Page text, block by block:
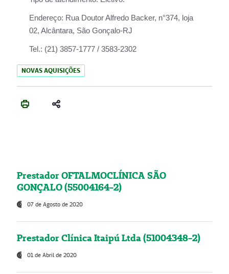
Endereço: Rua Doutor Alfredo Backer, n°374, loja
02, Alcântara, São Gonçalo-RJ
Tel.: (21) 3857-1777 / 3583-2302
NOVAS AQUISIÇÕES
Prestador OFTALMOCLÍNICA SÃO
GONÇALO (55004164-2)
07 de Agosto de 2020
Prestador Clínica Itaipú Ltda (51004348-2)
01 de Abril de 2020